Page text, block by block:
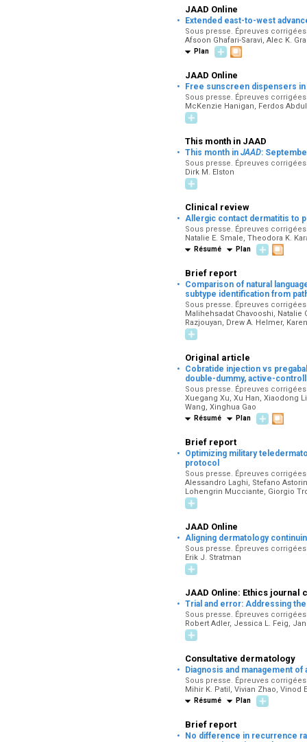
JAAD Online
· Extended east-to-west
Sous presse. Épreuves
Afsoon Ghafari-Saravi, Alec K.
Plan
JAAD Online
· Free sunscreen dispensers
Sous presse. Épreuves
McKenzie Hanigan, Ferdos
This month in JAAD
· This month in JAAD:
Sous presse. Épreuves
Dirk M. Elston
Clinical review
· Allergic contact dermatitis to
Sous presse. Épreuves
Natalie E. Smale, Theodora K.
Résumé Plan
Brief report
·
Comparison of natural
subtype identification from
Sous presse. Épreuves
Malihehsadat Chavooshi,
Razjouyan, Drew A. Helmer,
Original article
·
Cobratide injection vs
double-dummy, active-
Sous presse. Épreuves
Xuegang Xu, Xu Han, Xiaodong
Wang, Xinghua Gao
Résumé Plan
Brief report
·
Optimizing military
protocol
Sous presse. Épreuves
Alessandro Laghi, Stefano
Lohengrin Mucciante, Giorgio
JAAD Online
· Aligning dermatology
Sous presse. Épreuves
Erik J. Stratman
JAAD Online: Ethics journal
· Trial and error: Addressing
Sous presse. Épreuves
Robert Adler, Jessica L. Feig,
Consultative dermatology
· Diagnosis and management
Sous presse. Épreuves
Mihir K. Patil, Vivian Zhao, Vinod
Résumé Plan
Brief report
·
No difference in recurrence